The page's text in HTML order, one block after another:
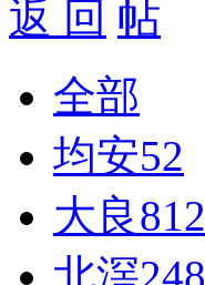
返 回
全部
均安52
大良812
北滘248